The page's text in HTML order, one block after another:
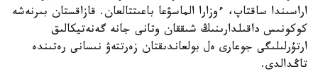
اراسىندا ساقتاپ، ءوزارا الماسۋعا باعىتتالعان. قازاقستان بىرنەشە
كوكونىس داقىلدارىنىڭ شىققان وتانى جانە گەنەتيكالىق
ارتۇرلىلىگى جوعارى ەل بولعاندىقتان زەرتتەۋ نىسانى رەتىندە
تاڭدالدى.